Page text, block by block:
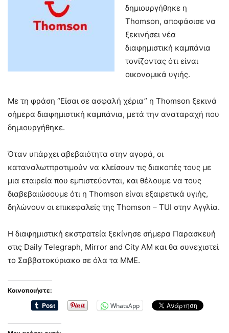
δημιουργήθηκε η
Thomson, αποφάσισε να
ξεκινήσει νέα
διαφημιστική καμπάνια
τονίζοντας ότι είναι
οικονομικά υγιής.
Με τη φράση “Είσαι σε ασφαλή χέρια” η Thomson ξεκινά
σήμερα διαφημιστική καμπάνια, μετά την αναταραχή που
δημιουργήθηκε.
Όταν υπάρχει αβεβαιότητα στην αγορά, οι
καταναλωτπροτιμούν να κλείσουν τις διακοπές τους με
μια εταιρεία που εμπιστεύονται, και θέλουμε να τους
διαβεβαιώσουμε ότι η Thomson είναι εξαιρετικά υγιής,
δηλώνουν οι επικεφαλείς της Thomson – TUI στην Αγγλία.
Η διαφημιστική εκστρατεία ξεκίνησε σήμερα Παρασκευή
στις Daily Telegraph, Mirror and City AM και θα συνεχιστεί
το Σαββατοκύριακο σε όλα τα ΜΜΕ.
Κοινοποιήστε:
WhatsApp